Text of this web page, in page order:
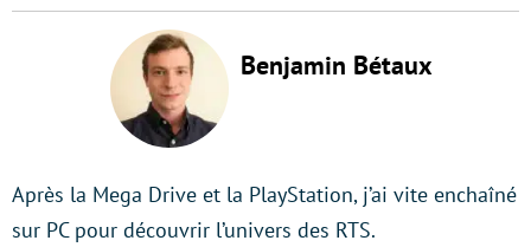
Benjamin Bétaux
Après la Mega Drive et la PlayStation, j’ai vite enchaîné
sur PC pour découvrir l’univers des RTS.